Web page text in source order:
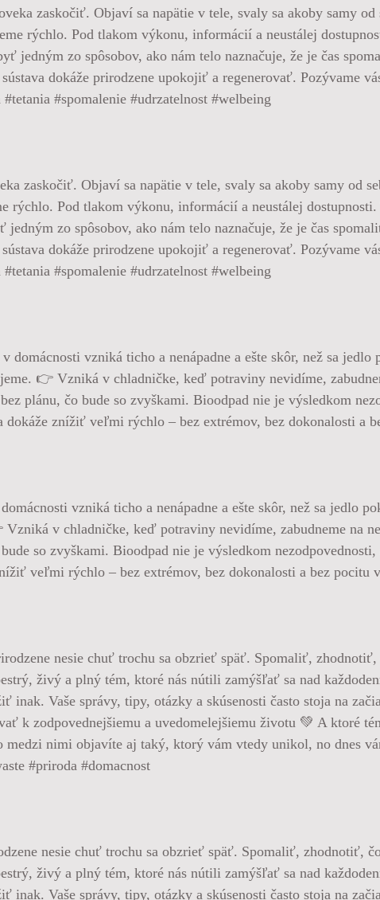
zaskočiť. Objaví sa napätie v tele, svaly sa akoby samy od
rýchlo. Pod tlakom výkonu, informácií a neustálej
jedným zo spôsobov, ako nám telo naznačuje, že je čas
dokáže prirodzene upokojiť a regenerovať. Pozývame
#spomalenie #udrzatelnost #welbeing
vzniká ticho a nenápadne a ešte skôr, než sa
Vzniká v chladničke, keď potraviny nevidíme, zabudneme na
so zvyškami. Bioodpad nie je výsledkom
veľmi rýchlo – bez extrémov, bez dokonalosti a bez pocitu
nesie chuť trochu sa obzrieť späť. Spomaliť, zhodnotiť,
živý a plný tém, ktoré nás nútili zamýšľať sa nad
Vaše správy, tipy, otázky a skúsenosti často stoja na